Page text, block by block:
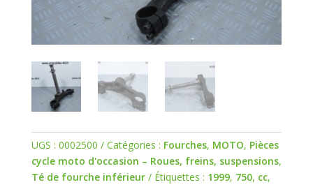
UGS : 0002500 Catégories : Fourches, MOTO, Pièces
cycle moto d'occasion – Roues, freins, suspensions,
Té de fourche inférieur
Étiquettes : 1999, 750, cc,